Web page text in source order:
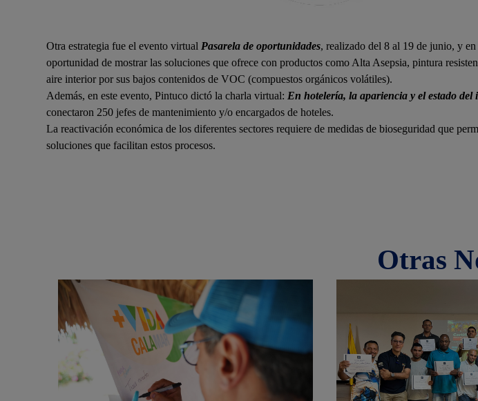
Otra estrategia fue el evento virtual Pasarela de oportunidades, realizado del 8 al 19 de junio, y
oportunidad de mostrar las soluciones que ofrece con productos como Alta Asepsia, pintura
aire interior por sus bajos contenidos de VOC (compuestos orgánicos volátiles).
Además, en este evento, Pintuco dictó la charla virtual: En hotelería, la apariencia y el estado
conectaron 250 jefes de mantenimiento y/o encargados de hoteles.
La reactivación económica de los diferentes sectores requiere de medidas de bioseguridad que
soluciones que facilitan estos procesos.
Otras